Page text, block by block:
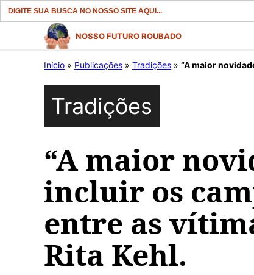
Search
for:
conteúdo
NOSSO FUTURO ROUBADO
Início » Publicações » Tradições » “A maior novidade
Tradições
“A maior
incluir os
entre as
Rita Kehl.